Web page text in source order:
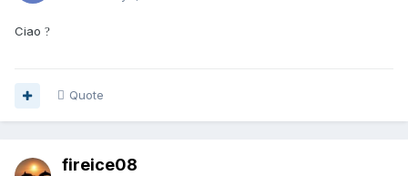
Ciao ?
Quote
fireice08